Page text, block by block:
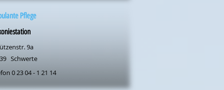
Pflege
9a
Schwerte
0 23 04 - 1 21 14